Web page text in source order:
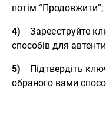
потім “Продовжити”;
4) Зареєструйте
способів для
5) Підтвердіть
обраного вами